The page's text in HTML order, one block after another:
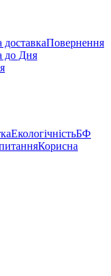
Повернення
до Дня
ЕкологічністьБФ
Корисна